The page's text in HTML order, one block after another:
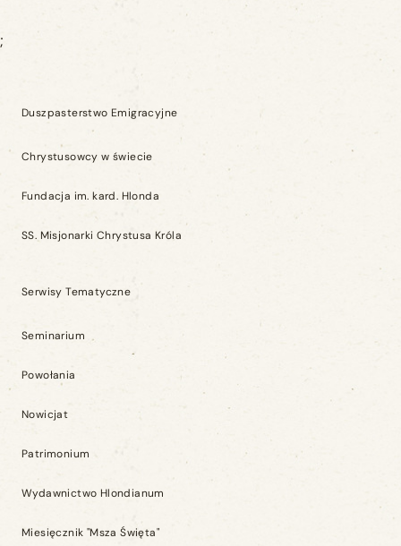
;
Duszpasterstwo Emigracyjne
Chrystusowcy w świecie
Fundacja im. kard. Hlonda
SS. Misjonarki Chrystusa Króla
Serwisy Tematyczne
Seminarium
Powołania
Nowicjat
Patrimonium
Wydawnictwo Hlondianum
Miesięcznik "Msza Święta"